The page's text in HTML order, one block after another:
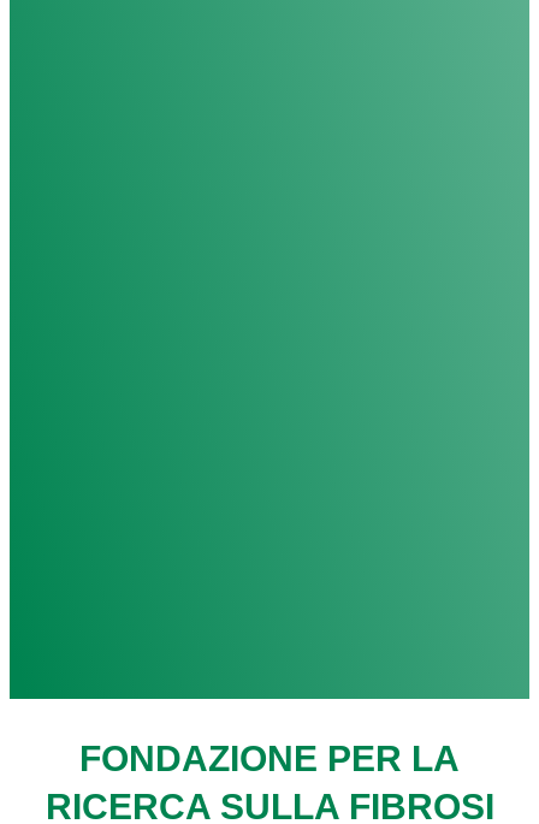
FONDAZIONE PER LA
RICERCA SULLA FIBROSI